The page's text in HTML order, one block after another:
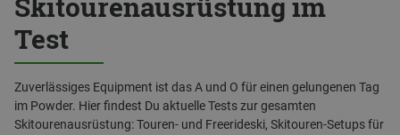
Test
Zuverlässiges Equipment ist das A und O für einen gelungenen Tag
im Powder. Hier findest Du aktuelle Tests zur gesamten
Skitourenausrüstung: Touren- und Freerideski, Skitouren-Setups für